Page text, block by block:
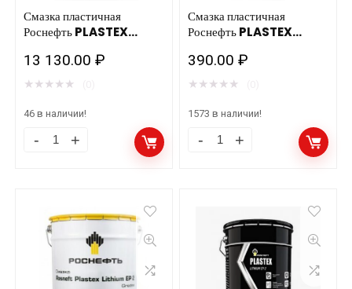
Смазка пластичная
Роснефть PLASTEX
13 130.00₽
★ ★ ★ ★ ★
Смазка
LITHIUM
46 в наличии!
Смазка пластичная
Роснефть PLASTEX
400г
390.00₽
★ ★ ★ ★ ★
Смазка
LITHIUM
1573 в наличии!